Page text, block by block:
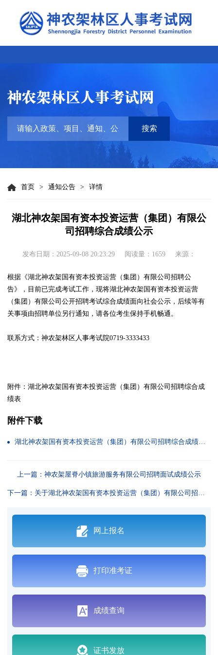
搜索
网上报名
打印准考证
成绩查询
证书发放
首页 > 通知公告 > 详情
湖北神农架国有资本投资运营（集团）有限公
司招聘综合成绩公示
发布日期：2025-09-08 20:23:29 阅读量：1659 来源：
根据《湖北神农架国有资本投资运营（集团）有限公司招聘公
告》，目前已完成考试工作，现将湖北神农架国有资本投资运营
（集团）有限公司公开招聘考试综合成绩面向社会公示，后续等有
关事项由招聘单位另行通知，请各位考生保持手机畅通。
联系方式：神农架林区人事考试院0719-3333433
附件：湖北神农架国有资本投资运营（集团）有限公司招聘综合成
绩表
附件下载
湖北神农架国有资本投资运营（集团）有限公司招聘综合成绩公示.xlsx
上一篇：神农架屋脊小镇旅游服务有限公司招聘面试成绩公示